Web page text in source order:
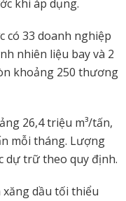
khi áp dụng.
có 33 doanh nghiệp
nhiên liệu bay và 2
khoảng 250 thương
26,4 triệu m³/tấn,
mỗi tháng. Lượng
dự trữ theo quy định.
dầu tối thiểu